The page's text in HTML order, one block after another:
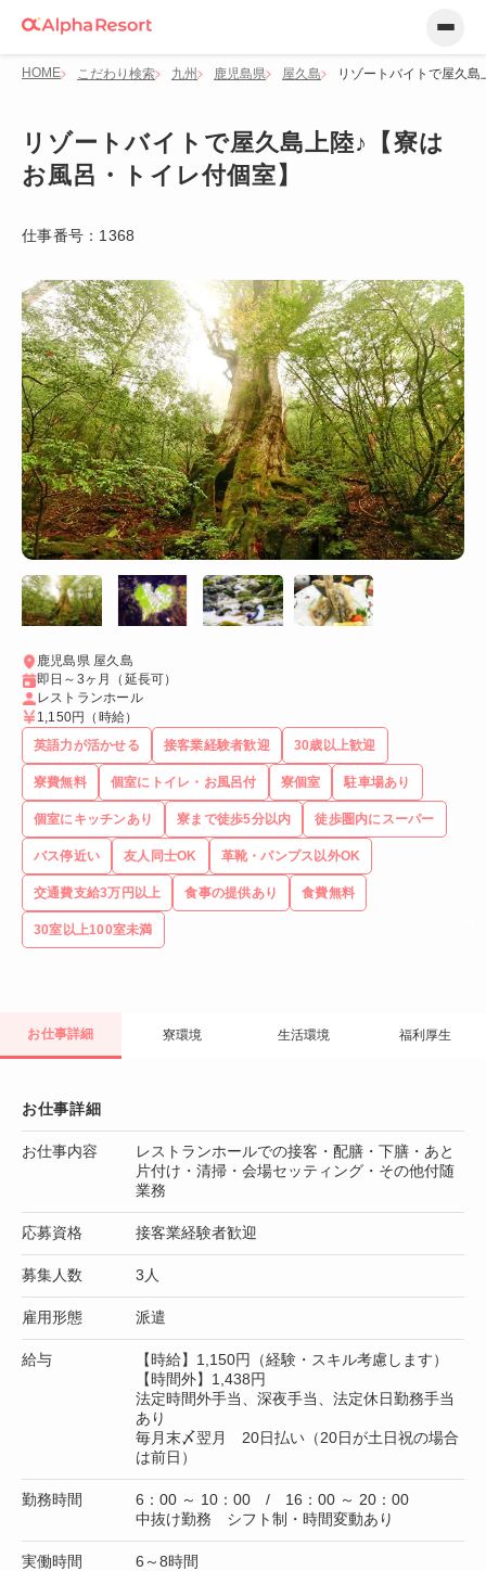
HOME こだわり検索 九州 鹿児島県 屋久島 リゾートバイトで屋久
リゾートバイトで屋久島上陸♪【寮は
お風呂・トイレ付個室】
仕事番号： 1368
鹿児島県 屋久島
即日～3ヶ月（延長可）
レストランホール
1,150円 （時給）
英語力が活かせる
接客業経験者歓迎 30歳以上歓迎
寮費無料 個室にトイレ・お風呂付 寮個室 駐車場あり
個室にキッチンあり 寮まで徒歩5分以内 徒歩圏内にスーパー
バス停近い 友人同士OK 革靴・パンプス以外OK
交通費支給3万円以上 食事の提供あり 食費無料
30室以上100室未満
お仕事詳細 寮環境 生活環境 福利厚生
お仕事詳細
お仕事内容
レストランホールでの接客・配膳・下膳・あと
片付け・清掃・会場セッティング・その他付随
業務
応募資格 接客業経験者歓迎
募集人数 3人
雇用形態 派遣
給与
【時給】1,150円（経験・スキル考慮します）
【時間外】1,438円
法定時間外手当、深夜手当、法定休日勤務手当
あり
毎月末〆翌月 20日払い（20日が土日祝の場合
は前日）
勤務時間
6：00 ～ 10：00 / 16：00 ～ 20：00
中抜け勤務 シフト制・時間変動あり
実働時間
6～8時間